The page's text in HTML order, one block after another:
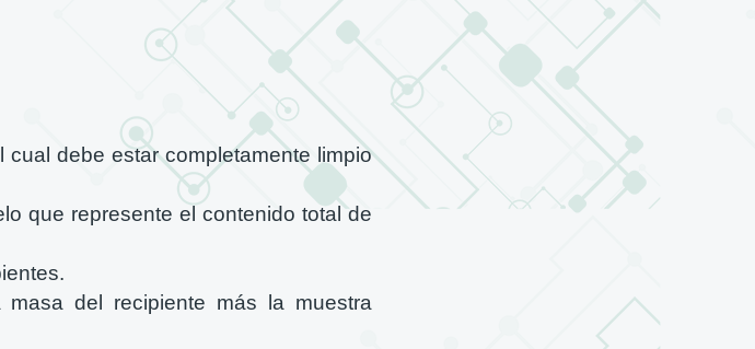
cual debe estar completamente limpio
que represente el contenido total de
del recipiente más la muestra